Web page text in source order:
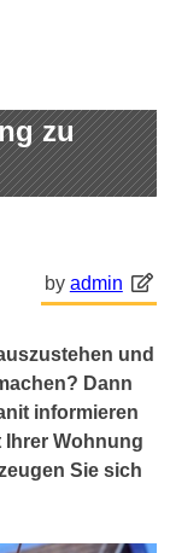
zu
by admin
und
Dann
informieren
Ihrer Wohnung
Sie sich